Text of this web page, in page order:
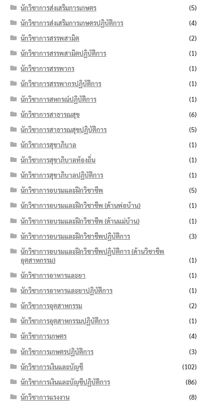
นักวิชาการส่งเสริมการเกษตร
(5)
นักวิชาการส่งเสริมการเกษตรปฏิบัติการ
(4)
นักวิชาการสรรพสามิต
(2)
นักวิชาการสรรพสามิตปฏิบัติการ
(1)
นักวิชาการสรรพากร
(1)
นักวิชาการสรรพากรปฏิบัติการ
(1)
นักวิชาการสหกรณ์ปฏิบัติการ
(1)
นักวิชาการสาธารณสุข
(6)
นักวิชาการสาธารณสุขปฏิบัติการ
(5)
นักวิชาการสุขาภิบาล
(1)
นักวิชาการสุขาภิบาลท้องถิ่น
(1)
นักวิชาการสุขาภิบาลปฏิบัติการ
(1)
นักวิชาการอบรมและฝึกวิชาชีพ
(5)
นักวิชาการอบรมและฝึกวิชาชีพ (ด้านพ่อบ้าน)
(1)
นักวิชาการอบรมและฝึกวิชาชีพ (ด้านแม่บ้าน)
(1)
นักวิชาการอบรมและฝึกวิชาชีพปฏิบัติการ
(3)
นักวิชาการอบรมและฝึกวิชาชีพปฏิบัติการ (ด้านวิชาชีพ
อุตสาหกรรม)
(1)
นักวิชาการอาหารและยา
(1)
นักวิชาการอาหารและยาปฏิบัติการ
(1)
นักวิชาการอุตสาหกรรม
(2)
นักวิชาการอุตสาหกรรมปฏิบัติการ
(1)
นักวิชาการเกษตร
(4)
นักวิชาการเกษตรปฏิบัติการ
(3)
นักวิชาการเงินและบัญชี
(102)
นักวิชาการเงินและบัญชีปฏิบัติการ
(86)
นักวิชาการแรงงาน
(8)